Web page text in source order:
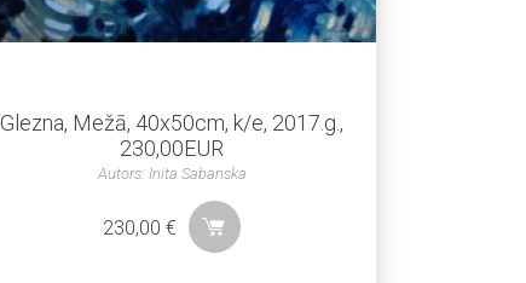
Glezna, Mežā, 40x50cm, k/e, 2017.g.,
230,00EUR
Autors: Inita Sabanska
230,00€